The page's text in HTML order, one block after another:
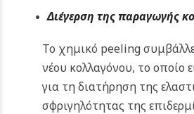
Διέγερση της παραγωγής
Το χημικό peeling
νέου κολλαγόνου, το οποίο
για τη διατήρηση της
σφριγηλότητας της